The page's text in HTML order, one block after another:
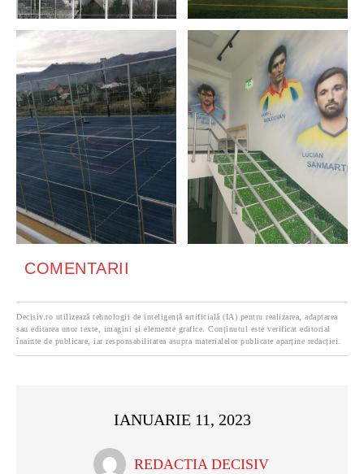
COMENTARII
Decisiv.ro utilizează tehnologii de inteligență artificială (IA) pentru realizarea, adaptarea
sau editarea unor texte, imagini și elemente grafice. Conținutul este verificat editorial
înainte de publicare, iar responsabilitatea asupra materialelor publicate aparține redacției.
IANUARIE 11, 2023
REDACTIA DECISIV